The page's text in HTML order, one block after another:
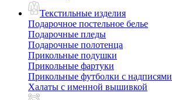
Текстильные изделия
Подарочное постельное белье
Подарочные пледы
Подарочные полотенца
Прикольные подушки
Прикольные фартуки
Прикольные футболки с надписями
Халаты с именной вышивкой